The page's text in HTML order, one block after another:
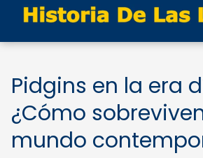
Pidgins en la era
¿Cómo
mundo